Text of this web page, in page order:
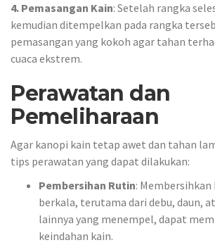
4. Pemasangan Kain: Setelah rangka
kemudian ditempelkan pada rangka
pemasangan yang kokoh agar tahan
cuaca ekstrem.
Perawatan dan
Pemeliharaan
Agar kanopi kain tetap awet dan tahan
tips perawatan yang dapat dilakukan:
Pembersihan Rutin: Membersihkan
berkala, terutama dari debu, daun,
lainnya yang menempel, dapat
keindahan kain.